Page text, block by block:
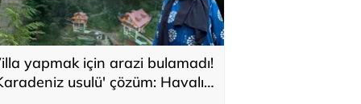
yapmak için arazi bulamadı!
usulü' çözüm: Havalı